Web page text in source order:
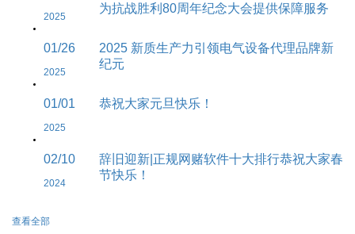
2025
为抗战胜利80周年纪念大会提供保障服务
01/26
2025
2025 新质生产力引领电气设备代理品牌新
纪元
01/01
2025
恭祝大家元旦快乐！
02/10
2024
辞旧迎新|正规网赌软件十大排行恭祝大家春
节快乐！
查看全部